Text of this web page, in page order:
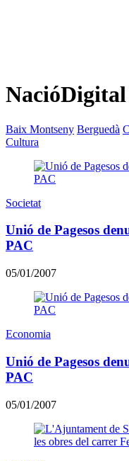
NacióDigital
Baix Montseny Berguedà
Cultura
Societat
Unió de Pagesos
PAC
05/01/2007
Economia
Unió de Pagesos
PAC
05/01/2007